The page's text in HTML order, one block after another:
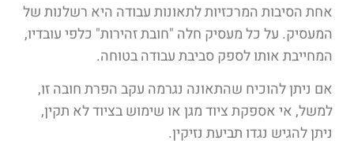
אחת הסיבות המרכזיות לתאונות עבודה היא רשלנות של
המעסיק. על כל מעסיק חלה "חובת זהירות" כלפי עובדיו,
המחייבת אותו לספק סביבת עבודה בטוחה.
אם ניתן להוכיח שהתאונה נגרמה עקב הפרת חובה זו,
למשל, אי אספקת ציוד מגן או שימוש בציוד לא תקין,
ניתן להגיש נגדו תביעת נזיקין.